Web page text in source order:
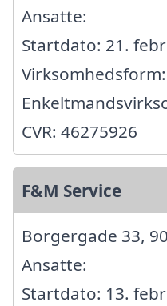
Ansatte:
Startdato: 21.
Virksomhedsform:
CVR: 46275926
F&M Service
Borgergade 33,
Ansatte:
Startdato: 13.